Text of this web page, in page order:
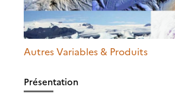
Autres Variables & Produits
Présentation